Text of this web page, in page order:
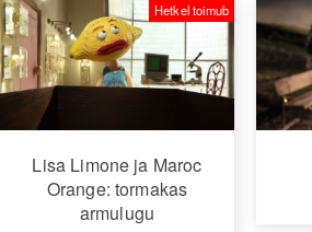
Lisa Limone ja Maroc
Orange: tormakas
armulugu
Hetkel toimub